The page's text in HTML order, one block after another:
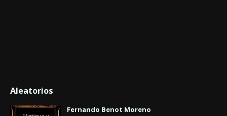
Aleatorios
Fernando Benot Moreno